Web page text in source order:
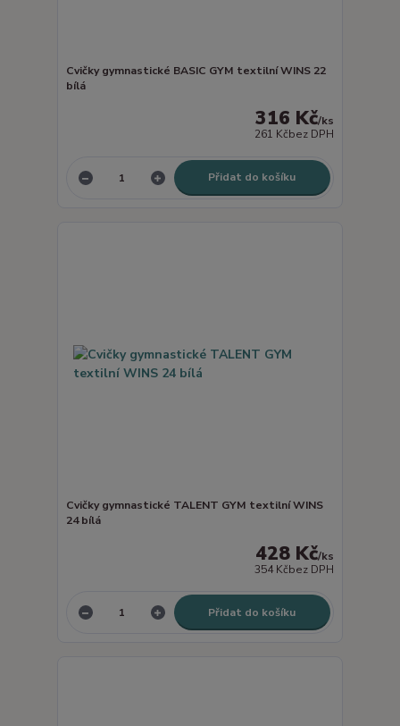
Cvičky gymnastické BASIC GYM textilní WINS 22
bílá
316 Kč/ks
261 Kčbez DPH
Přidat do košíku
Cvičky gymnastické TALENT GYM textilní WINS
24 bílá
428 Kč/ks
354 Kčbez DPH
Přidat do košíku